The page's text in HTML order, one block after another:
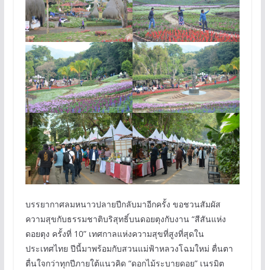
บรรยากาศลมหนาวปลายปีกลับมาอีกครั้ง ขอชวนสัมผัส
ความสุขกับธรรมชาติบริสุทธิ์บนดอยตุงกับงาน “สีสันแห่ง
ดอยตุง ครั้งที่ 10” เทศกาลแห่งความสุขที่สูงที่สุดใน
ประเทศไทย ปีนี้มาพร้อมกับสวนแม่ฟ้าหลวงโฉมใหม่ ตื่นตา
ตื่นใจกว่าทุกปีภายใต้แนวคิด “ดอกไม้ระบายดอย” เนรมิต